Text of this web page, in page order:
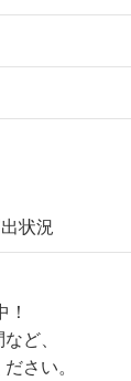
状況
ど、
さい。